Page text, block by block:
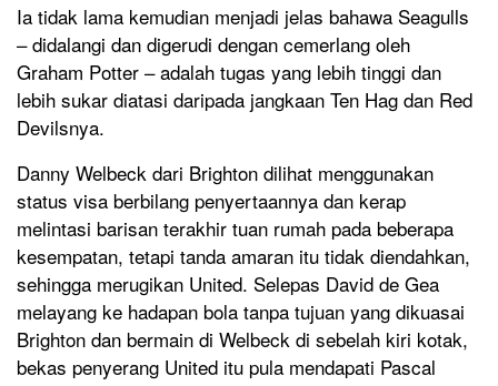
Ia tidak lama kemudian menjadi jelas bahawa Seagulls
– didalangi dan digerudi dengan cemerlang oleh
Graham Potter – adalah tugas yang lebih tinggi dan
lebih sukar diatasi daripada jangkaan Ten Hag dan Red
Devilsnya.
Danny Welbeck dari Brighton dilihat menggunakan
status visa berbilang penyertaannya dan kerap
melintasi barisan terakhir tuan rumah pada beberapa
kesempatan, tetapi tanda amaran itu tidak diendahkan,
sehingga merugikan United. Selepas David de Gea
melayang ke hadapan bola tanpa tujuan yang dikuasai
Brighton dan bermain di Welbeck di sebelah kiri kotak,
bekas penyerang United itu pula mendapati Pascal